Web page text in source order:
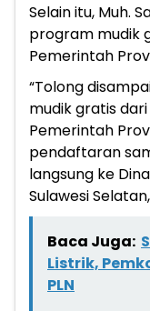
Selain itu, Muh.
program mudik
Pemerintah
“Tolong
mudik gratis
Pemerintah
pendaftaran
langsung ke
Sulawesi
Baca Juga:
Listrik,
PLN